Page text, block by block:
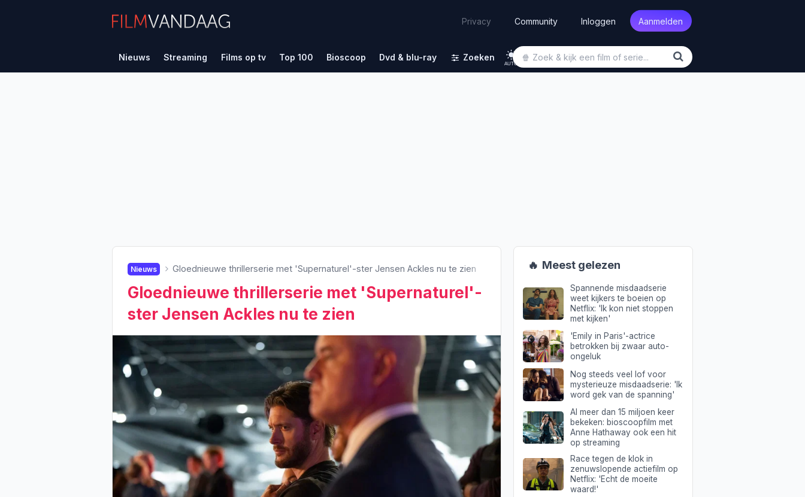
Privacy Community Inloggen Aanmelden
Nieuws Streaming Films op tv Top 100 Bioscoop Dvd & blu-ray Zoeken
AUTO
Nieuws Gloednieuwe thrillerserie met 'Supernaturel'-ster Jensen Ackles nu te zien
Gloednieuwe thrillerserie met 'Supernaturel'-
ster Jensen Ackles nu te zien
🔥 Meest gelezen
Spannende misdaadserie
weet kijkers te boeien op
Netflix: 'Ik kon niet stoppen
met kijken'
'Emily in Paris'-actrice
betrokken bij zwaar auto-
ongeluk
Nog steeds veel lof voor
mysterieuze misdaadserie: 'Ik
word gek van de spanning'
Al meer dan 15 miljoen keer
bekeken: bioscoopfilm met
Anne Hathaway ook een hit
op streaming
Race tegen de klok in
zenuwslopende actiefilm op
Netflix: 'Echt de moeite
waard!'